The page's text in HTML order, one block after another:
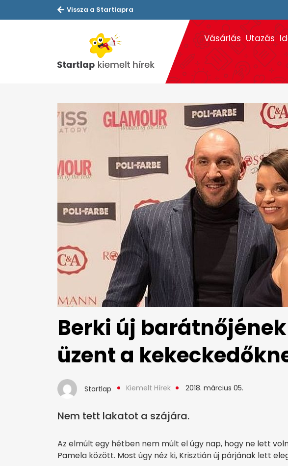
Vissza a Startlapra
Vásárlás Utazás
Berki új
üzent a
Startlap Kiemelt Hírek 2018. március 05.
Nem tett lakatot a szájára.
Az elmúlt egy hétben nem múlt el úgy nap, hogy ne lett
Pamela között. Most úgy néz ki, Krisztián új párjának lett